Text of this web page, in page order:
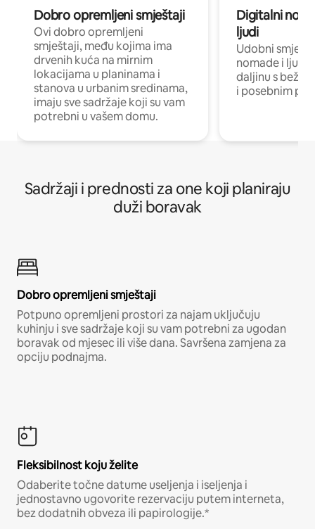
Dobro opremljeni smještaji
Ovi dobro opremljeni
smještaji, među kojima ima
drvenih kuća na mirnim
lokacijama u planinama i
stanova u urbanim sredinama,
imaju sve sadržaje koji su vam
potrebni u vašem domu.
Digitalni
ljudi
Udobni
nomade i ljude
daljinu s
i posebnim
Sadržaji i prednosti za one koji planiraju
duži boravak
Dobro opremljeni smještaji
Potpuno opremljeni prostori za najam uključuju
kuhinju i sve sadržaje koji su vam potrebni za ugodan
boravak od mjesec ili više dana. Savršena zamjena za
opciju podnajma.
Fleksibilnost koju želite
Odaberite točne datume useljenja i iseljenja i
jednostavno ugovorite rezervaciju putem interneta,
bez dodatnih obveza ili papirologije.*